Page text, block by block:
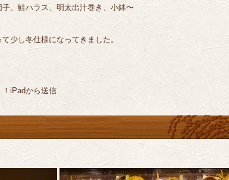
、鮭ハラス、明太出汁巻き、小鉢〜
少し冬仕様になってきました。
iPadから送信